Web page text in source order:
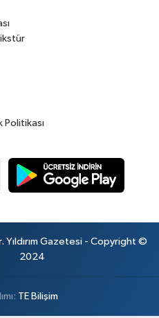
Politikası
Yıldırım Gazetesi - Copyright ©
2024
TE Bilişim